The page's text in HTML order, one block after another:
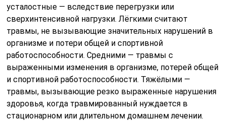
усталостные — вследствие перегрузки или
сверхинтенсивной нагрузки. Лёгкими считают
травмы, не вызывающие значительных нарушений в
организме и потери общей и спортивной
работоспособности. Средними — травмы с
выраженными изменения в организме, потерей общей
и спортивной работоспособности. Тяжёлыми —
травмы, вызывающие резко выраженные нарушения
здоровья, когда травмированный нуждается в
стационарном или длительном домашнем лечении.